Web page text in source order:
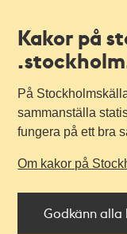
Kakor på
På
sammanställa
fungera på ett bra
Om kakor på
Godkänn alla